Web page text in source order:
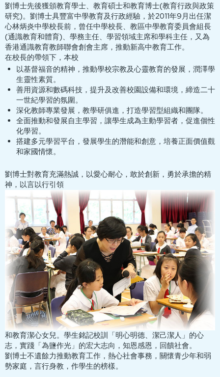
劉博士先後獲頒教育學士、教育碩士和教育博士(教育行政與政策
研究)。劉博士具豐富中學教育及行政經驗，於2011年9月出任潔
心林炳炎中學校長前，曾任中學校長、教區中學教育委員會組長
(通識教育和體育)、學務主任、學習領域主席和學科主任，又為
香港通識教育教師聯會創會主席，推動新高中教育工作。
在校長的帶領下，本校
以基督福音的精神，推動學校宗教及心靈教育的發展，潤澤學
生靈性素質。
善用資源和數碼科技，提升及改善校園設備和環境，締造二十
一世紀學習的氛圍。
深化教師專業發展，教學研俱進，打造學習型組織和團隊。
全面推動和發展自主學習，讓學生成為主動學習者，促進個性
化學習。
搭建多元學習平台，發展學生的潛能和創意，培養正面價值觀
和家國情懷。
劉博士對教育充滿熱誠，以愛心耐心，敢於創新，勇於承擔的精
神，以言以行引領
和教育潔心女兒。學生銘記校訓「明心明德、潔己潔人」的心
志，實踐「為鹽作光」的宏大志向，知恩感恩，回饋社會。
劉博士不遺餘力推動教育工作，熱心社會事務，關懷青少年和弱
勢家庭，言行身教，作學生的榜樣。